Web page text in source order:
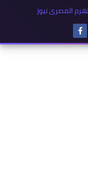
المصرى نيوز